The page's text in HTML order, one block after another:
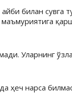
билан сувга
Уларнинг
ҳеч нарса